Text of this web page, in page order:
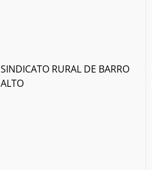
SINDICATO RURAL DE BARRO
ALTO